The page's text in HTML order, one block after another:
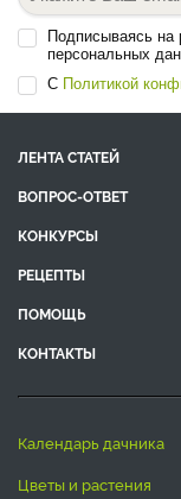
Подписываясь на
персональных
С Политикой
ЛЕНТА СТАТЕЙ
ВОПРОС-ОТВЕТ
КОНКУРСЫ
РЕЦЕПТЫ
ПОМОЩЬ
КОНТАКТЫ
календарь дачника
цветы и растения